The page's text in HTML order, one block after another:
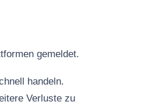
gemeldet.
handeln.
Verluste zu